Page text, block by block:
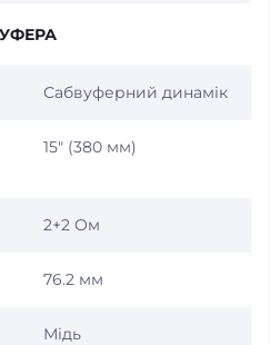
Сабвуферний динамік
15″ (380 мм)
2+2 Ом
76.2 мм
Мідь